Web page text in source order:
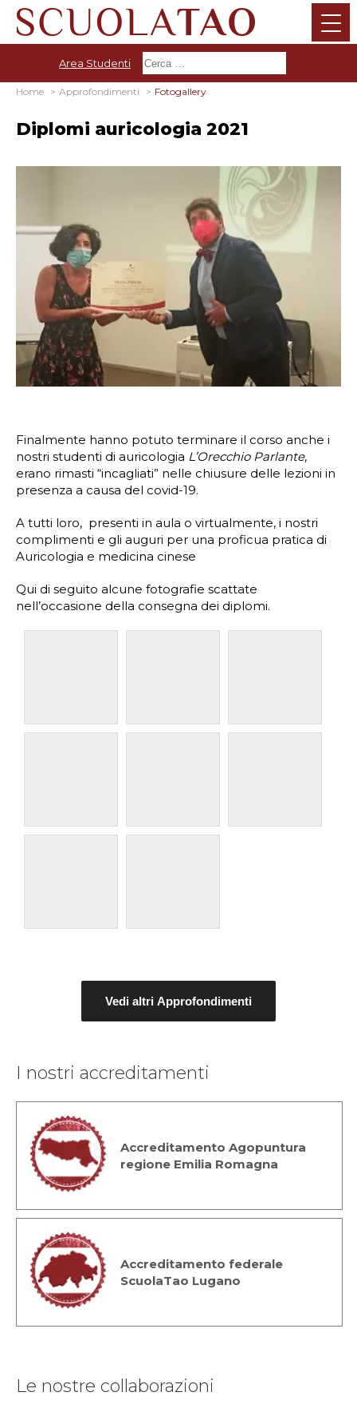
Area Studenti
Home Approfondimenti Fotogallery
Diplomi auricologia 2021
Finalmente hanno potuto terminare il corso anche i
nostri studenti di auricologia L’Orecchio Parlante,
erano rimasti “incagliati” nelle chiusure delle lezioni in
presenza a causa del covid-19.
A tutti loro, presenti in aula o virtualmente, i nostri
complimenti e gli auguri per una proficua pratica di
Auricologia e medicina cinese
Qui di seguito alcune fotografie scattate
nell’occasione della consegna dei diplomi.
Vedi altri Approfondimenti
I nostri accreditamenti
Accreditamento Agopuntura
regione Emilia Romagna
Accreditamento federale
ScuolaTao Lugano
Le nostre collaborazioni